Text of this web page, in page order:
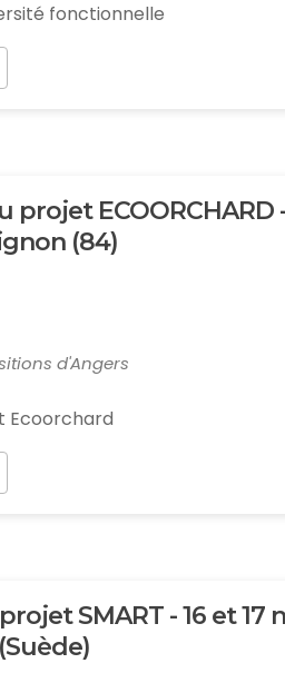
fonctionnelle
projet ECOORCHARD
(84)
d'Angers
Ecoorchard
SMART - 16 et 17